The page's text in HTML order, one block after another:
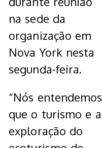
na sede da
organização em
Nova York nesta
segunda-feira.
“Nós entendemos
que o turismo e a
exploração do